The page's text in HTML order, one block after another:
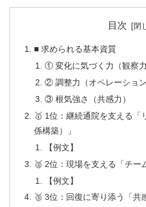
目次
■ 求められる基本資質
① 変化に気づく力（観察力
② 調整力（オペレーション
③ 根気強さ（共感力）
🥇 1位：継続通院を支える「
係構築）」
【例文】
🥈 2位：現場を支える「チー
【例文】
🥉 3位：回復に寄り添う「共